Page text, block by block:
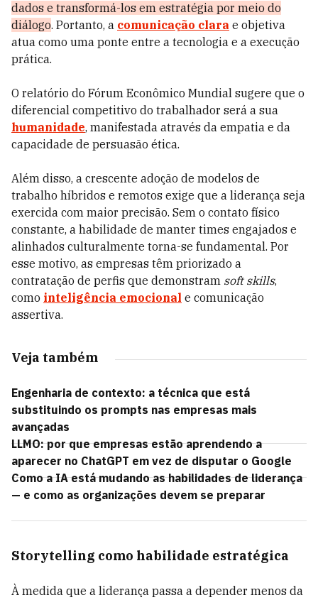
dados e transformá-los em estratégia por meio do
diálogo. Portanto, a comunicação clara e objetiva
atua como uma ponte entre a tecnologia e a execução
prática.
O relatório do Fórum Econômico Mundial sugere que o
diferencial competitivo do trabalhador será a sua
humanidade, manifestada através da empatia e da
capacidade de persuasão ética.
Além disso, a crescente adoção de modelos de
trabalho híbridos e remotos exige que a liderança seja
exercida com maior precisão. Sem o contato físico
constante, a habilidade de manter times engajados e
alinhados culturalmente torna-se fundamental. Por
esse motivo, as empresas têm priorizado a
contratação de perfis que demonstram soft skills,
como inteligência emocional e comunicação
assertiva.
Veja também
Engenharia de contexto: a técnica que está
substituindo os prompts nas empresas mais
avançadas
LLMO: por que empresas estão aprendendo a
aparecer no ChatGPT em vez de disputar o Google
Como a IA está mudando as habilidades de liderança
— e como as organizações devem se preparar
Storytelling como habilidade estratégica
À medida que a liderança passa a depender menos da